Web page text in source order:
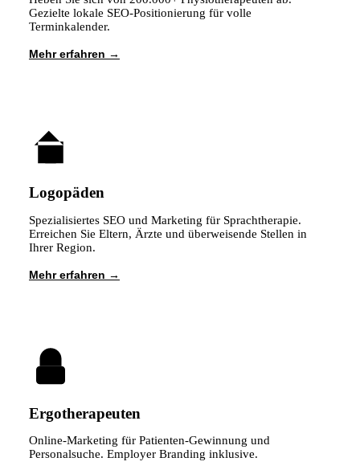
Gezielte lokale SEO-Positionierung für volle
Terminkalender.
Mehr erfahren
Logopäden
Spezialisiertes SEO und Marketing für Sprachtherapie.
Erreichen Sie Eltern, Ärzte und überweisende Stellen in
Ihrer Region.
Mehr erfahren
Ergotherapeuten
Online-Marketing für Patienten-Gewinnung und
Personalsuche. Employer Branding inklusive.